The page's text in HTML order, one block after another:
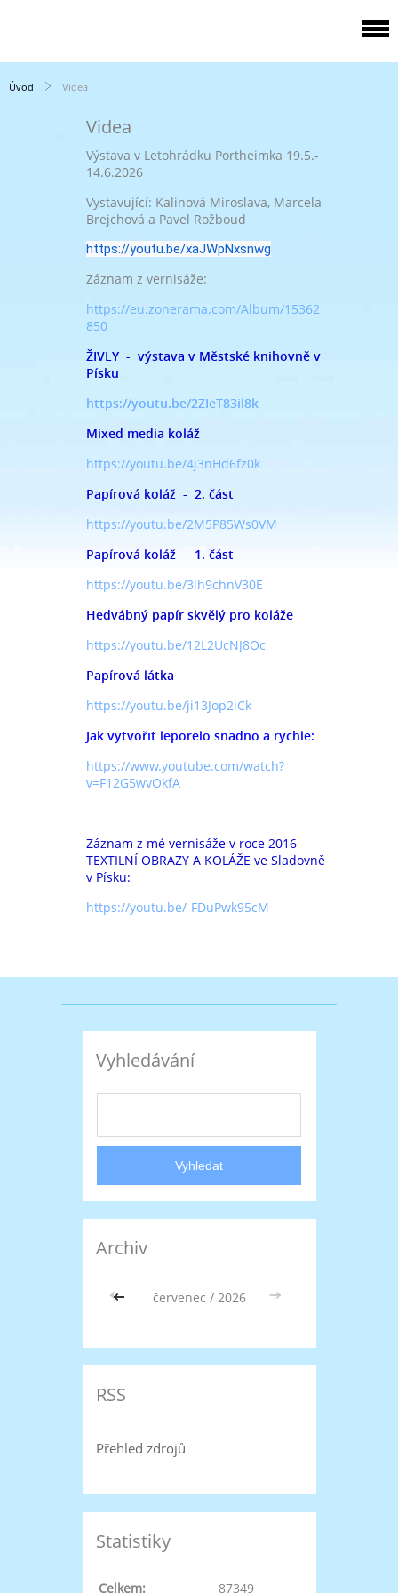
Úvod Videa
Videa
Výstava v Letohrádku Portheimka 19.5.-
14.6.2026
Vystavující: Kalinová Miroslava, Marcela
Brejchová a Pavel Rožboud
https://youtu.be/xaJWpNxsnwg
Záznam z vernisáže:
https://eu.zonerama.com/Album/15362
850
ŽIVLY - výstava v Městské knihovně v
Písku
https://youtu.be/2ZIeT83il8k
Mixed media koláž
https://youtu.be/4j3nHd6fz0k
Papírová koláž - 2. část
https://youtu.be/2M5P85Ws0VM
Papírová koláž - 1. část
https://youtu.be/3lh9chnV30E
Hedvábný papír skvělý pro koláže
https://youtu.be/12L2UcNJ8Oc
Papírová látka
https://youtu.be/ji13Jop2iCk
Jak vytvořit leporelo snadno a rychle:
https://www.youtube.com/watch?
v=F12G5wvOkfA
Záznam z mé vernisáže v roce 2016
TEXTILNÍ OBRAZY A KOLÁŽE ve Sladovně
v Písku:
https://youtu.be/-FDuPwk95cM
Vyhledávání
Archiv
<< červenec / 2026 >>
RSS
Přehled zdrojů
Statistiky
Celkem: 87349